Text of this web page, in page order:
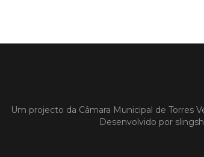
Torres Vedras acolhe sessão
Um projecto da Câmara Municipal de Torres
Desenvolvido por